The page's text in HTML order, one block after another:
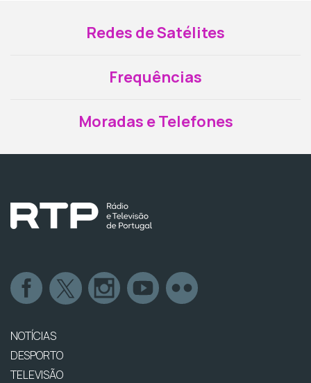
Redes de Satélites
Frequências
Moradas e Telefones
NOTÍCIAS
DESPORTO
TELEVISÃO